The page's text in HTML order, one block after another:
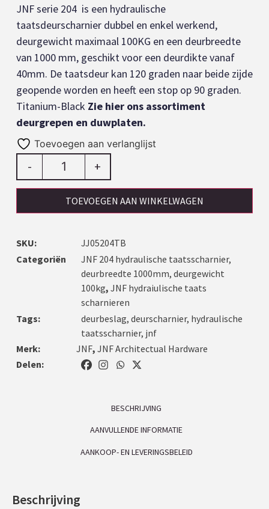
JNF serie 204 is een hydraulische
taatsdeurscharnier dubbel en enkel werkend,
deurgewicht maximaal 100KG en een deurbreedte
van 1000 mm, geschikt voor een deurdikte vanaf
40mm. De taatsdeur kan 120 graden naar beide zijde
geopende worden en heeft een stop op 90 graden.
Titanium-Black Zie hier ons assortiment
deurgrepen en duwplaten.
Toevoegen aan verlanglijst
- +
TOEVOEGEN AAN WINKELWAGEN
SKU:
JJ05204TB
Categoriën
JNF 204 hydraulische taatsscharnier,
deurbreedte 1000mm, deurgewicht
100kg, JNF hydraiulische taats
scharnieren
Tags:
deurbeslag, deurscharnier, hydraulische
taatsscharnier, jnf
Merk:
JNF, JNF Architectual Hardware
Delen:
BESCHRIJVING
AANVULLENDE INFORMATIE
AANKOOP- EN LEVERINGSBELEID
Beschrijving